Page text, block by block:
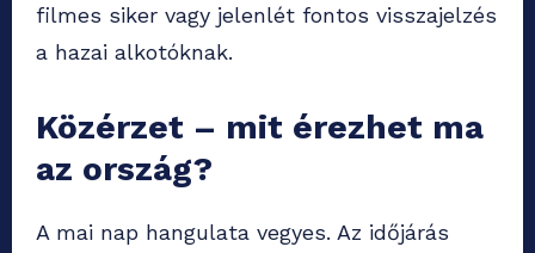
filmes siker vagy jelenlét fontos visszajelzés
a hazai alkotóknak.
Közérzet – mit érezhet ma
az ország?
A mai nap hangulata vegyes. Az időjárás